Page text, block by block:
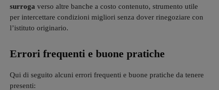
surroga verso altre banche a costo contenuto, strumento utile
per intercettare condizioni migliori senza dover rinegoziare con
l’istituto originario.
Errori frequenti e buone pratiche
Qui di seguito alcuni errori frequenti e buone pratiche da tenere
presenti: